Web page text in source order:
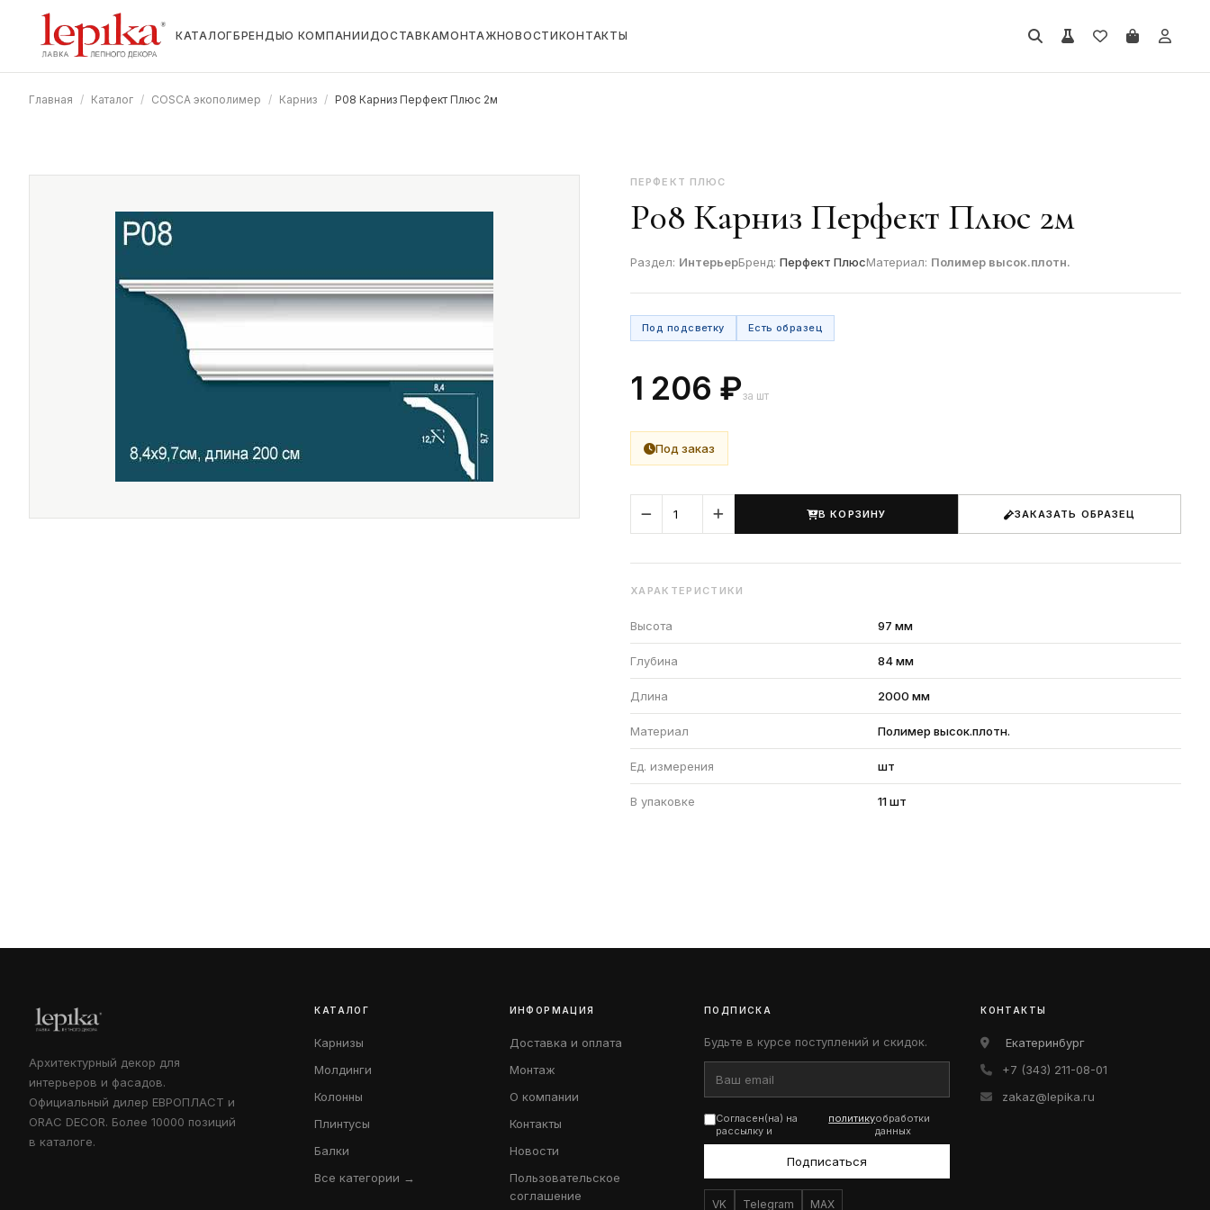
КАТАЛОГБРЕНДЫО КОМПАНИИДОСТАВКАМОНТАЖНОВОСТИКОНТАКТЫ
Главная / Каталог / COSCA экополимер / Карниз / Р08 Карниз Перфект Плюс 2м
ПЕРФЕКТ ПЛЮС
Р08 Карниз Перфект Плюс 2м
Раздел: ИнтерьерБренд: Перфект ПлюсМатериал: Полимер высок.плотн.
Под подсветку Есть образец
1 206 ₽за шт
Под заказ
В КОРЗИНУ ЗАКАЗАТЬ ОБРАЗЕЦ
ХАРАКТЕРИСТИКИ
Высота 97 мм
Глубина 84 мм
Длина 2000 мм
Материал Полимер высок.плотн.
Ед. измерения шт
В упаковке 11 шт
Архитектурный декор для
интерьеров и фасадов.
Официальный дилер ЕВРОПЛАСТ и
ORAC DECOR. Более 10000 позиций
в каталоге.
КАТАЛОГ
Карнизы
Молдинги
Колонны
Плинтусы
Балки
Все категории →
ИНФОРМАЦИЯ
Доставка и оплата
Монтаж
О компании
Контакты
Новости
Пользовательское
соглашение
ПОДПИСКА
Будьте в курсе поступлений и скидок.
Согласен(на) на
рассылку и
политикуобработки
данных
Подписаться
VK Telegram MAX
КОНТАКТЫ
Екатеринбург
+7 (343) 211-08-01
zakaz@lepika.ru